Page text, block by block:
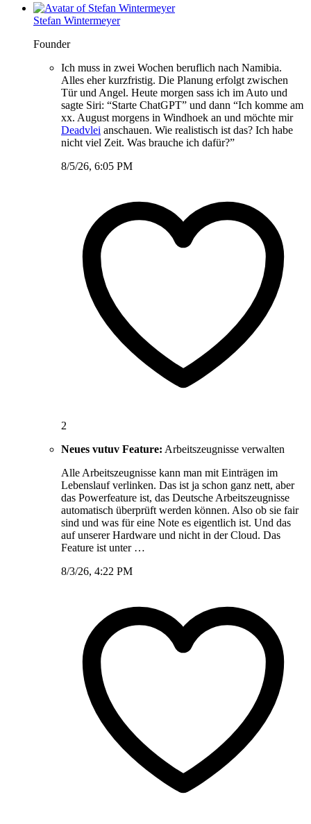
Stefan Wintermeyer
Founder
Ich muss in zwei Wochen beruflich nach Namibia.
Alles eher kurzfristig. Die Planung erfolgt zwischen
Tür und Angel. Heute morgen sass ich im Auto und
sagte Siri: “Starte ChatGPT” und dann “Ich komme am
xx. August morgens in Windhoek an und möchte mir
Deadvlei anschauen. Wie realistisch ist das? Ich habe
nicht viel Zeit. Was brauche ich dafür?”
8/5/26, 6:05 PM
2
Neues vutuv Feature: Arbeitszeugnisse verwalten
Alle Arbeitszeugnisse kann man mit Einträgen im
Lebenslauf verlinken. Das ist ja schon ganz nett, aber
das Powerfeature ist, das Deutsche Arbeitszeugnisse
automatisch überprüft werden können. Also ob sie fair
sind und was für eine Note es eigentlich ist. Und das
auf unserer Hardware und nicht in der Cloud. Das
Feature ist unter …
8/3/26, 4:22 PM